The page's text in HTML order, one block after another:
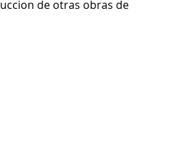
de otras obras de